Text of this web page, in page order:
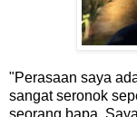
"Perasaan saya
sangat seronok